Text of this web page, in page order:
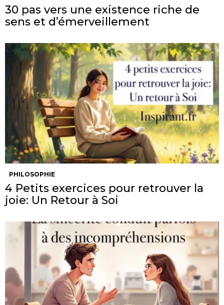
30 pas vers une existence riche de
sens et d’émerveillement
PHILOSOPHIE
4 Petits exercices pour retrouver la
joie: Un Retour à Soi